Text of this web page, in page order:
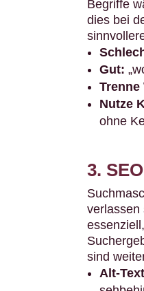
Begriffe
dies bei
Gut:
Nutze
ohne
3.
verlassen
sind
Alt-